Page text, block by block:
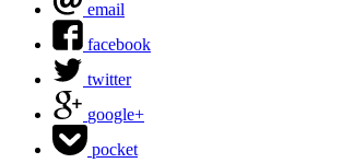
email
facebook
twitter
google+
pocket